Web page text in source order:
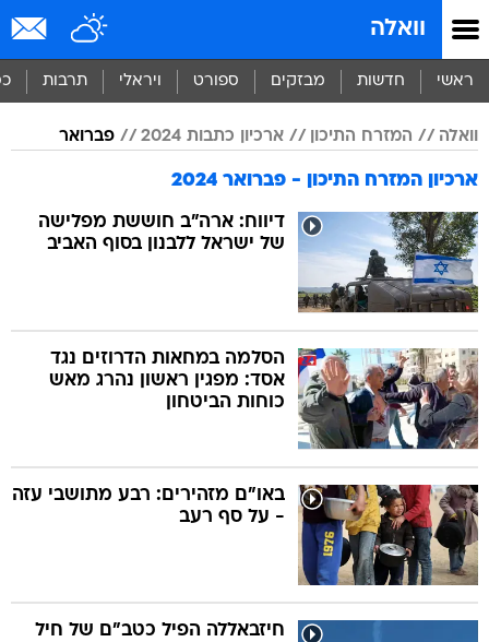
וואלה
ראשי חדשות מבזקים ספורט ויראלי תרבות
וואלה המזרח התיכון ארכיון כתבות 2024 פברואר
ארכיון המזרח התיכון - פברואר 2024
דיווח: ארה"ב חוששת מפלישה
של ישראל ללבנון בסוף האביב
הסלמה במחאות הדרוזים נגד
אסד: מפגין ראשון נהרג מאש
כוחות הביטחון
באו"ם מזהירים: רבע מתושבי עזה
- על סף רעב
חיזבאללה הפיל כטב"ם של חיל